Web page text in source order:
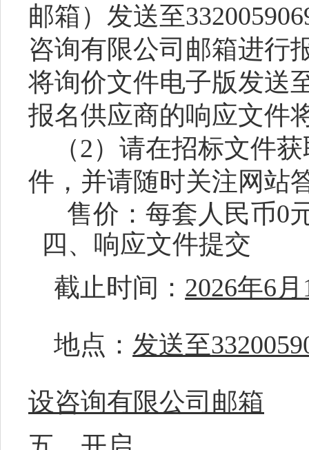
邮箱） 发送至
咨询有限公司 邮箱进行
将询价文件电子版发送
报名供应商的响应文件
（2）请在招标文件
件，并请随时关注网站
售价： 每套人民币0
四、响应文件提交
截止时间： 2026年6月
地点： 发送至
设咨询有限公司邮箱